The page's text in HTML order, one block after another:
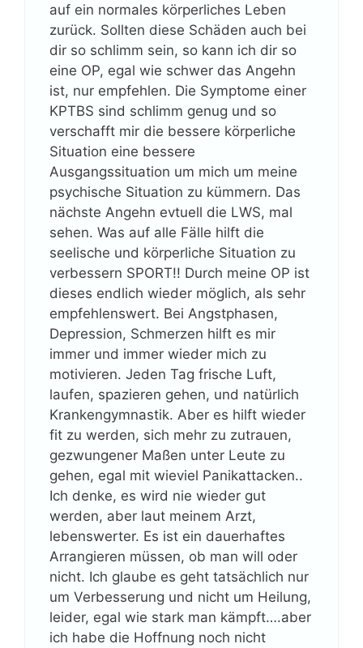
auf ein normales körperliches Leben
zurück. Sollten diese Schäden auch bei
dir so schlimm sein, so kann ich dir so
eine OP, egal wie schwer das Angehn
ist, nur empfehlen. Die Symptome einer
KPTBS sind schlimm genug und so
verschafft mir die bessere körperliche
Situation eine bessere
Ausgangssituation um mich um meine
psychische Situation zu kümmern. Das
nächste Angehn evtuell die LWS, mal
sehen. Was auf alle Fälle hilft die
seelische und körperliche Situation zu
verbessern SPORT!! Durch meine OP ist
dieses endlich wieder möglich, als sehr
empfehlenswert. Bei Angstphasen,
Depression, Schmerzen hilft es mir
immer und immer wieder mich zu
motivieren. Jeden Tag frische Luft,
laufen, spazieren gehen, und natürlich
Krankengymnastik. Aber es hilft wieder
fit zu werden, sich mehr zu zutrauen,
gezwungener Maßen unter Leute zu
gehen, egal mit wieviel Panikattacken..
Ich denke, es wird nie wieder gut
werden, aber laut meinem Arzt,
lebenswerter. Es ist ein dauerhaftes
Arrangieren müssen, ob man will oder
nicht. Ich glaube es geht tatsächlich nur
um Verbesserung und nicht um Heilung,
leider, egal wie stark man kämpft….aber
ich habe die Hoffnung noch nicht